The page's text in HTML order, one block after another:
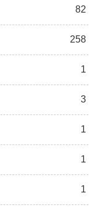
82
258
1
3
1
1
1